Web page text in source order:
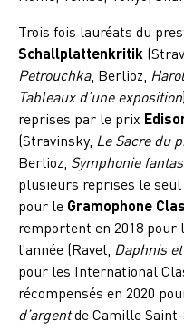
Trois fois lauréats du
Schallplattenkritik
Petrouchka, Berlioz,
Tableaux d’une exposition
reprises par le prix
(Stravinsky, Le Sacre du
Berlioz, Symphonie
plusieurs reprises le
pour le Gramophone
remportent en 2018 pour
l’année (Ravel, Daphnis
pour les International
récompensés en 2020
d’argentde Camille Saint-